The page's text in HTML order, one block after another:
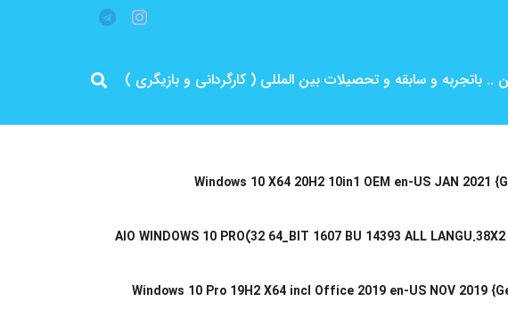
.. باتجربه و سابقه و تحصیلات بین المللی ( کارگردانی و بازیگری )
Windows 10 X64 20H2 10in1 OEM en-US JAN 2021
AIO WINDOWS 10 PRO(32 64_BIT 1607 BU 14393 ALL
Windows 10 Pro 19H2 X64 incl Office 2019 en-US NOV 2019